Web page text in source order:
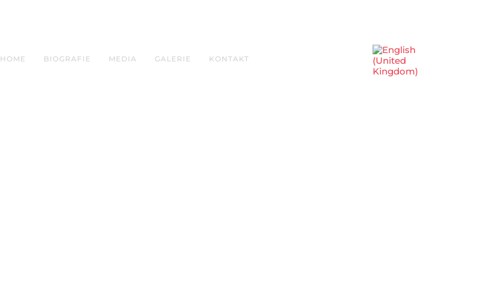
HOME BIOGRAFIE MEDIA GALERIE KONTAKT
Sprache auswählen